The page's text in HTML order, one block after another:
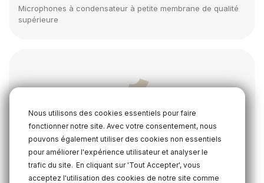
Nous utilisons des cookies essentiels pour faire
fonctionner notre site. Avec votre consentement, nous
pouvons également utiliser des cookies non essentiels
pour améliorer l'expérience utilisateur et analyser le
trafic du site. En cliquant sur 'Tout Accepter', vous
acceptez l'utilisation des cookies de notre site comme
Microphones à condensateur à petite membrane de qualité
supérieure